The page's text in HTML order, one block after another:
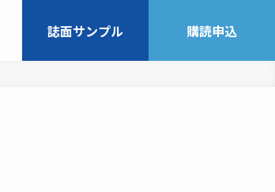
誌面サンプル 購読申込